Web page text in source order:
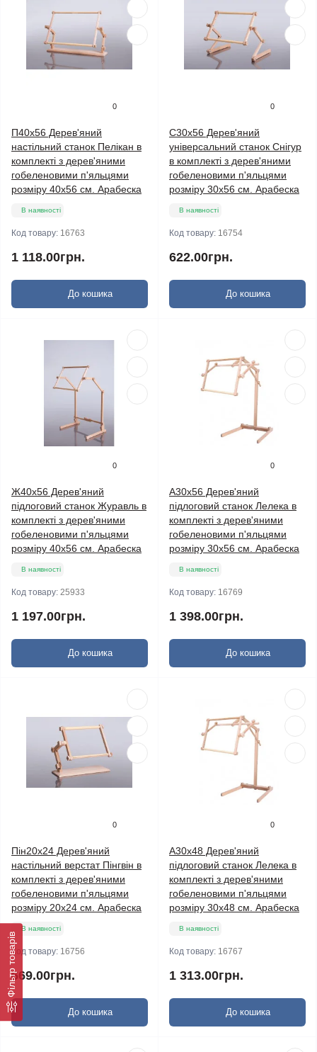
Фільтр товарів
0
П40х56 Дерев'яний
настільний станок Пелікан в
комплекті з дерев'яними
гобеленовими п'яльцями
розміру 40х56 см. Арабеска
В наявності
Код товару: 16763
1 118.00грн.
До кошика
0
С30х56 Дерев'яний
універсальний станок Снігур
в комплекті з дерев'яними
гобеленовими п'яльцями
розміру 30х56 см. Арабеска
В наявності
Код товару: 16754
622.00грн.
До кошика
0
Ж40х56 Дерев'яний
підлоговий станок Журавль в
комплекті з дерев'яними
гобеленовими п'яльцями
розміру 40х56 см. Арабеска
В наявності
Код товару: 25933
1 197.00грн.
До кошика
0
А30х56 Дерев'яний
підлоговий станок Лелека в
комплекті з дерев'яними
гобеленовими п'яльцями
розміру 30х56 см. Арабеска
В наявності
Код товару: 16769
1 398.00грн.
До кошика
0
Пін20х24 Дерев'яний
настільний верстат Пінгвін в
комплекті з дерев'яними
гобеленовими п'яльцями
розміру 20х24 см. Арабеска
В наявності
Код товару: 16756
669.00грн.
До кошика
0
А30х48 Дерев'яний
підлоговий станок Лелека в
комплекті з дерев'яними
гобеленовими п'яльцями
розміру 30х48 см. Арабеска
В наявності
Код товару: 16767
1 313.00грн.
До кошика